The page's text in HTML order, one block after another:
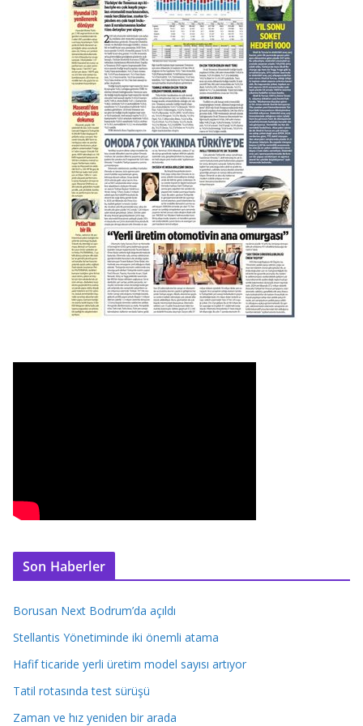
Son Haberler
Borusan Next Bodrum’da açıldı
Stellantis Yönetiminde iki önemli atama
Hafif ticaride yerli üretim model sayısı artıyor
Tatil rotasında test sürüşü
Zaman ve hız yeniden bir arada